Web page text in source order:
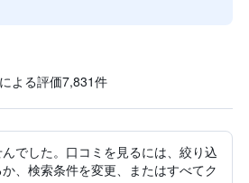
よる評価7,831​件
でした。口コミを見るには、絞り込
、検索条件を変更、またはすべてク